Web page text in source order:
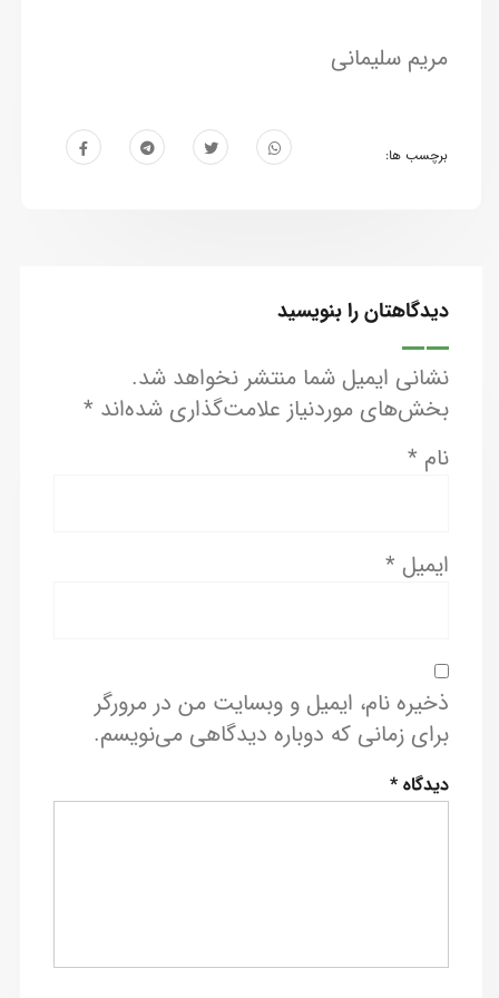
مریم سلیمانی
برچسب ها:
دیدگاهتان را بنویسید
نشانی ایمیل شما منتشر نخواهد شد.
بخش‌های موردنیاز علامت‌گذاری شده‌اند *
نام *
ایمیل *
ذخیره نام، ایمیل و وبسایت من در مرورگر
برای زمانی که دوباره دیدگاهی می‌نویسم.
دیدگاه*